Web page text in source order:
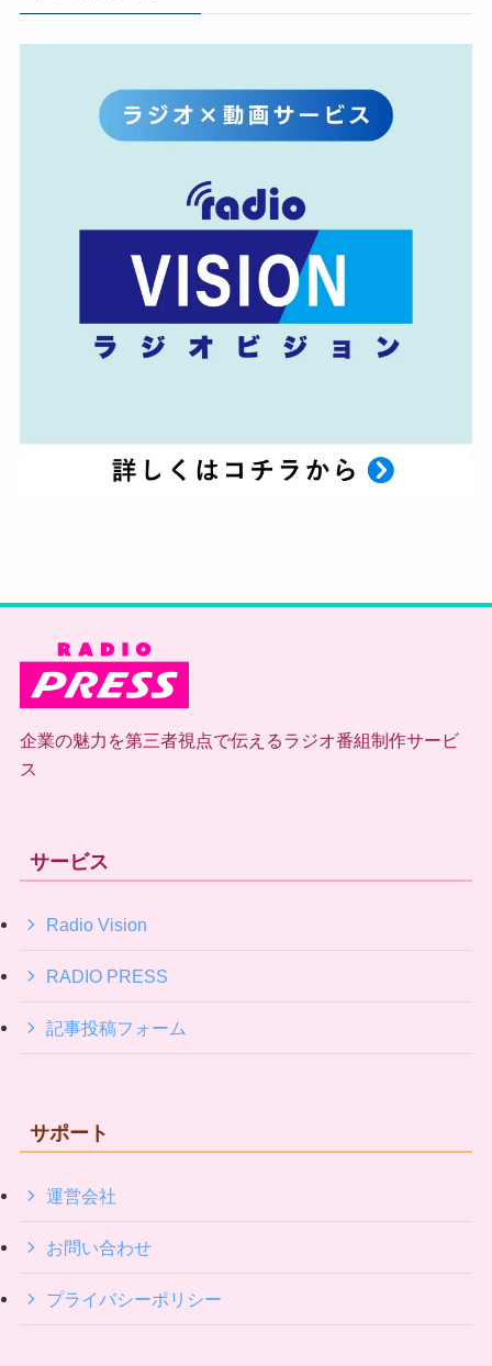
企業の魅力を第三者視点で伝えるラジオ番組制作サービ
ス
サービス
Radio Vision
RADIO PRESS
記事投稿フォーム
サポート
運営会社
お問い合わせ
プライバシーポリシー